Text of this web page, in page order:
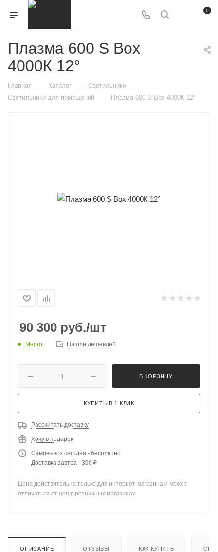
0
Плазма 600 S Box
4000К 12°
Главная — Каталог — Светильники —
Светильники для помещений — Плазма 600 S Box 4000К 12°
90 300 руб./шт
Много Нашли дешевле?
В КОРЗИНУ
КУПИТЬ В 1 КЛИК
Рассчитать доставку
Хочу в подарок
Самовывоз сегодня - бесплатно
Доставка завтра - 390 ₽
Цена действительна только для интернет-магазина и может
отличаться от цен в розничных магазинах
ОПИСАНИЕ ОТЗЫВЫ КАК КУПИТЬ